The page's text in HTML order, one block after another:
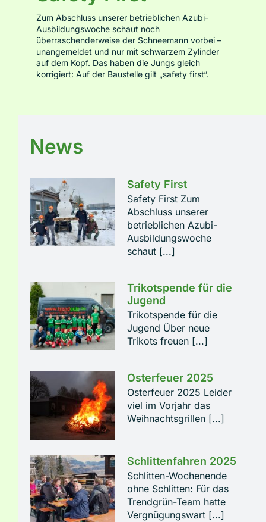
Über uns
Jobs
Zum Abschluss unserer betrieblichen Azubi-
Ausbildungswoche schaut noch
überraschenderweise der Schneemann vorbei –
unangemeldet und nur mit schwarzem Zylinder
auf dem Kopf. Das haben die Jungs gleich
korrigiert: Auf der Baustelle gilt „safety first“.
News
Safety First
Safety First Zum
Abschluss unserer
betrieblichen Azubi-
Ausbildungswoche
schaut [...]
Trikotspende für die
Jugend
Trikotspende für die
Jugend Über neue
Trikots freuen [...]
Osterfeuer 2025
Osterfeuer 2025 Leider
viel im Vorjahr das
Weihnachtsgrillen [...]
Schlittenfahren 2025
Schlitten-Wochenende
ohne Schlitten: Für das
Trendgrün-Team hatte
Vergnügungswart [...]